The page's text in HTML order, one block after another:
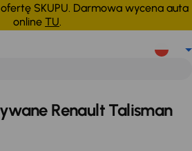
SKUPU. Darmowa wycena auta
online TU.
Anuluj wszystko
Renault Talisman